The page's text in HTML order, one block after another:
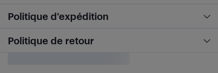
Politique d’expédition
Politique de retour